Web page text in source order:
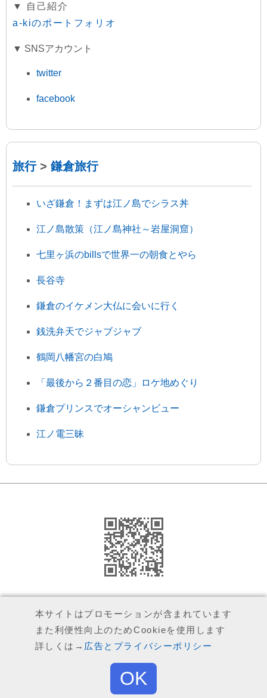
▼ 自己紹介
a-kiのポートフォリオ
▼ SNSアカウント
twitter
facebook
旅行> 鎌倉旅行
いざ鎌倉！まずは江ノ島でシラス丼
江ノ島散策（江ノ島神社～岩屋洞窟）
七里ヶ浜のbillsで世界一の朝食とやら
長谷寺
鎌倉のイケメン大仏に会いに行く
銭洗弁天でジャブジャブ
鶴岡八幡宮の白鳩
「最後から２番目の恋」ロケ地めぐり
鎌倉プリンスでオーシャンビュー
江ノ電三昧
広告とプライバシーポリシー
※引用の範囲を超える転載はご遠慮ください
本サイトはプロモーションが含まれています
また利便性向上のためCookieを使用します
詳しくは→ 広告とプライバシーポリシー
OK